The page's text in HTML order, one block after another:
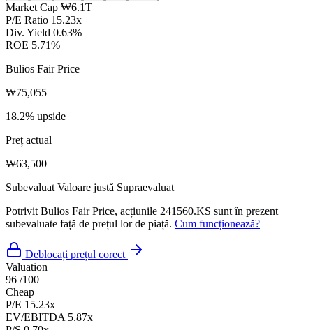
Market Cap ₩6.1T
P/E Ratio 15.23x
Div. Yield 0.63%
ROE 5.71%
Bulios Fair Price
₩75,055
18.2% upside
Preț actual
₩63,500
Subevaluat Valoare justă Supraevaluat
Potrivit Bulios Fair Price, acțiunile 241560.KS sunt în prezent
subevaluate față de prețul lor de piață. Cum funcționează?
Deblocați prețul corect
Valuation
96 /100
Cheap
P/E 15.23x
EV/EBITDA 5.87x